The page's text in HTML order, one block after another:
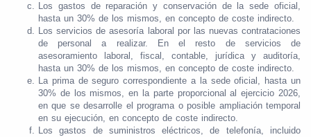
Los gastos de reparación y conservación de la sede oficial,
hasta un 30% de los mismos, en concepto de coste indirecto.
Los servicios de asesoría laboral por las nuevas contrataciones
de personal a realizar. En el resto de servicios de
asesoramiento laboral, fiscal, contable, jurídica y auditoría,
hasta un 30% de los mismos, en concepto de coste indirecto.
La prima de seguro correspondiente a la sede oficial, hasta un
30% de los mismos, en la parte proporcional al ejercicio 2026,
en que se desarrolle el programa o posible ampliación temporal
en su ejecución, en concepto de coste indirecto.
Los gastos de suministros eléctricos, de telefonía, incluido